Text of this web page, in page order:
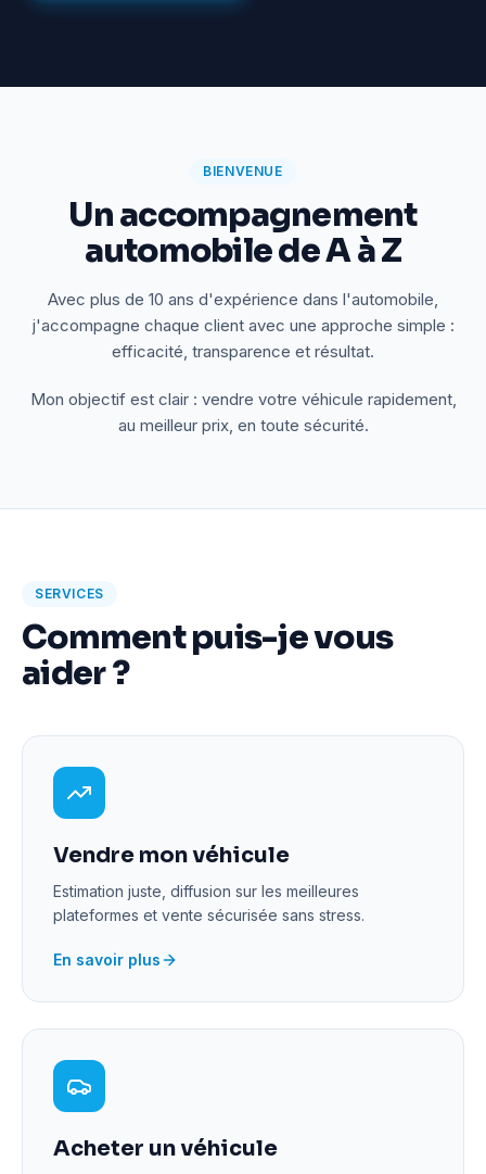
BIENVENUE
Un accompagnement
automobile de A à Z
Avec plus de 10 ans d'expérience dans l'automobile,
j'accompagne chaque client avec une approche simple :
efficacité, transparence et résultat.
Mon objectif est clair : vendre votre véhicule rapidement,
au meilleur prix, en toute sécurité.
SERVICES
Comment puis-je vous
aider ?
Vendre mon véhicule
Estimation juste, diffusion sur les meilleures
plateformes et vente sécurisée sans stress.
En savoir plus
Acheter un véhicule